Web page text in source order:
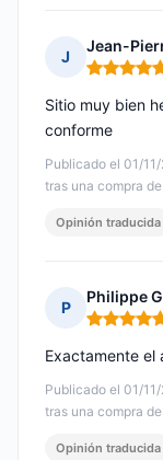
J
Jean-
Nota: 5 de
Publicado el 01/
tras una compra
Sitio muy bien
conforme
Opinión traducida
P
Philippe
Nota: 5 de
Publicado el 01/
tras una compra
Exactamente el
Opinión traducida